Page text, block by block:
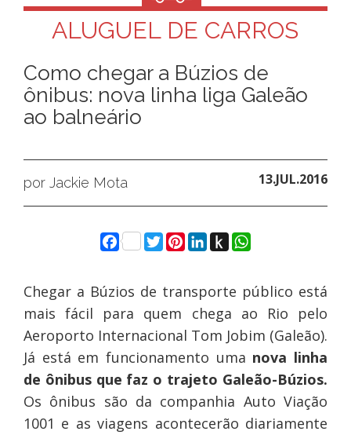
ALUGUEL DE CARROS
Como chegar a Búzios de
ônibus: nova linha liga Galeão
ao balneário
por Jackie Mota 13.JUL.2016
Facebook
Twitter
Pinterest
LinkedIn
Push
to
WhatsApp
Chegar a Búzios de transporte público está
mais fácil para quem chega ao Rio pelo
Aeroporto Internacional Tom Jobim (Galeão).
Já está em funcionamento uma nova linha
de ônibus que faz o trajeto Galeão-Búzios.
Os ônibus são da companhia Auto Viação
1001 e as viagens acontecerão diariamente